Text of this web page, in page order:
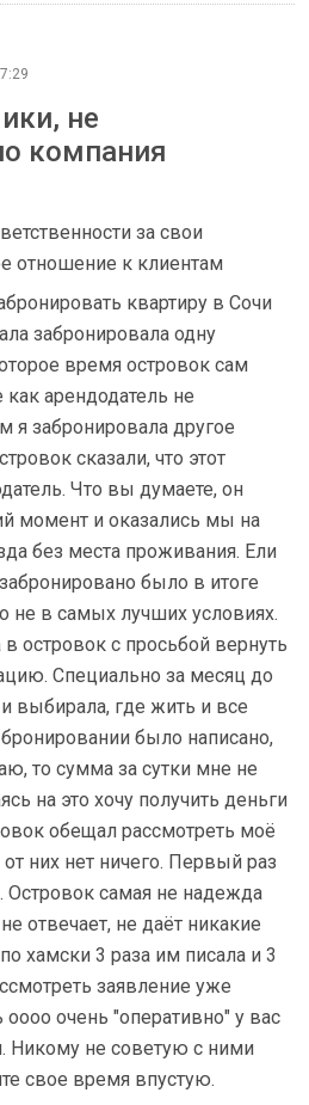
не
компания
за свои
отношение к клиентам
квартиру в Сочи
забронировала одну
время островок сам
арендодатель не
забронировала другое
сказали, что этот
Что вы думаете, он
момент и оказались мы на
без места проживания. Ели
было в итоге
не в самых лучших условиях.
островок с просьбой вернуть
Специально за месяц до
выбирала, где жить и все
было написано,
то сумма за сутки мне не
на это хочу получить деньги
обещал рассмотреть моё
них нет ничего. Первый раз
Островок самая не надежда
отвечает, не даёт никакие
хамски 3 раза им писала и 3
заявление уже
оооо очень "оперативно" у вас
Никому не советую с ними
свое время впустую.